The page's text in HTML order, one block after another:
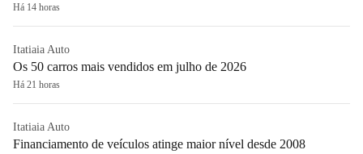
Há 14 horas
Itatiaia Auto
Os 50 carros mais vendidos em julho de 2026
Há 21 horas
Itatiaia Auto
Financiamento de veículos atinge maior nível desde 2008